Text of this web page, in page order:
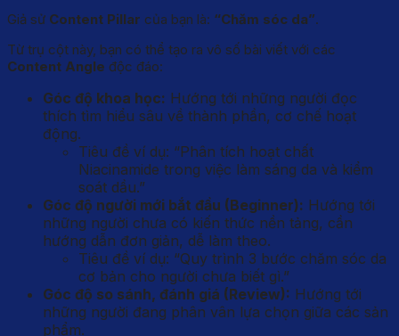
Giả sử Content Pillar của bạn là: “Chăm sóc da”.
Từ trụ cột này, bạn có thể tạo ra vô số bài viết với các
Content Angle độc đáo:
Góc độ khoa học: Hướng tới những người đọc
thích tìm hiểu sâu về thành phần, cơ chế hoạt
động.
Tiêu đề ví dụ: “Phân tích hoạt chất
Niacinamide trong việc làm sáng da và kiểm
soát dầu.”
Góc độ người mới bắt đầu (Beginner): Hướng tới
những người chưa có kiến thức nền tảng, cần
hướng dẫn đơn giản, dễ làm theo.
Tiêu đề ví dụ: “Quy trình 3 bước chăm sóc da
cơ bản cho người chưa biết gì.”
Góc độ so sánh, đánh giá (Review): Hướng tới
những người đang phân vân lựa chọn giữa các sản
phẩm.